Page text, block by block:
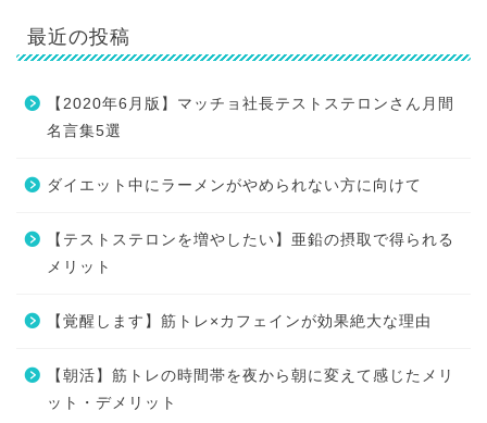
最近の投稿
【2020年6月版】マッチョ社長テストステロンさん月間
名言集5選
ダイエット中にラーメンがやめられない方に向けて
【テストステロンを増やしたい】亜鉛の摂取で得られる
メリット
【覚醒します】筋トレ×カフェインが効果絶大な理由
【朝活】筋トレの時間帯を夜から朝に変えて感じたメリ
ット・デメリット